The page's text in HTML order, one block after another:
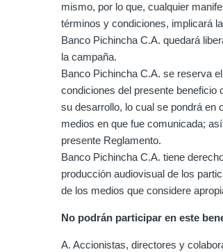
mismo, por lo que, cualquier
términos y condiciones, implicará
Banco Pichincha C.A. quedará
la campaña.
Banco Pichincha C.A. se reserva
condiciones del presente beneficio
su desarrollo, lo cual se pondrá en
medios en que fue comunicada;
presente Reglamento.
Banco Pichincha C.A. tiene
producción audiovisual de los
de los medios que considere
No podrán participar en este
A. Accionistas, directores y